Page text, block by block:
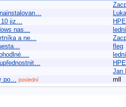
jiz…
nas…
a ne…
fleg
Jan
po… poslední mll